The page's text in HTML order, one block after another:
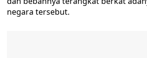
negara tersebut.